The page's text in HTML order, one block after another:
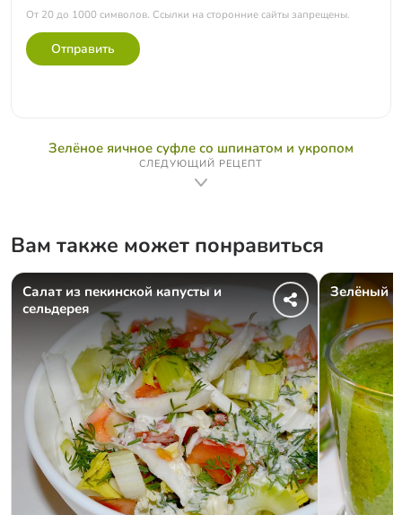
От 20 до 1000 символов. Ссылки на сторонние сайты запрещены.
Отправить
Зелёное яичное суфле со шпинатом и укропом
СЛЕДУЮЩИЙ РЕЦЕПТ
Вам также может понравиться
Салат из пекинской капусты и
сельдерея
Зелёный